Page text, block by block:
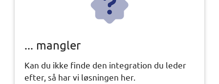
... mangler
Kan du ikke finde den integration du leder
efter, så har vi løsningen her.